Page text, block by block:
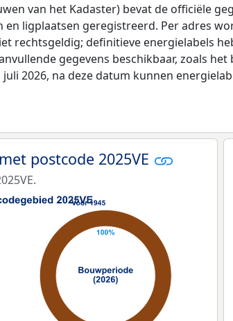
van het Kadaster) bevat de officiële
ligplaatsen geregistreerd. Per adres
rechtsgeldig; definitieve energielabels
gegevens beschikbaar, zoals
2026, na deze datum kunnen
postcode 2025VE